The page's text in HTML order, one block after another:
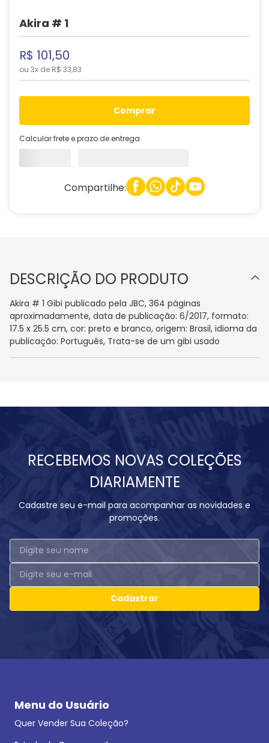
Akira # 1
R$ 101,50
ou 3x de R$ 33,83
comprar
Calcular frete e prazo de entrega
Compartilhe:
DESCRIÇÃO DO PRODUTO
Akira # 1 Gibi publicado pela JBC, 364 páginas
aproximadamente, data de publicação: 6/2017, formato:
17.5 x 25.5 cm, cor: preto e branco, origem: Brasil, idioma da
publicação: Português, Trata-se de um gibi usado
RECEBEMOS NOVAS COLEÇÕES
DIARIAMENTE
Cadastre seu e-mail para acompanhar as novidades e
promoções.
Cadastrar
Menu do Usuário
Quer Vender Sua Coleção?